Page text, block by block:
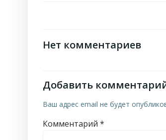
Нет комментариев
Добавить
Ваш адрес email не будет
Комментарий *